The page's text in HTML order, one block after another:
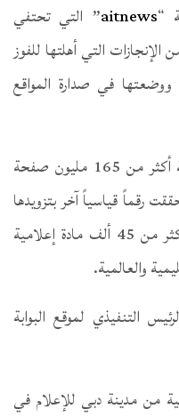
“
aitnews” التي تحتفي
عدداً من الإنجازات التي أهلتها للفوز
ووضعتها في صدارة المواقع
وسجلت البوابة العربية للأخبار التقنية أكثر من 165 مليون صفحة
رقماً قياسياً آخر بتزويدها
كبرى وسائل الإعلام العربية الرائدة بأكثر من 45 ألف مادة إعلامية
والعالمية.
التنفيذي لموقع البوابة
من مدينة دبي للإعلام في